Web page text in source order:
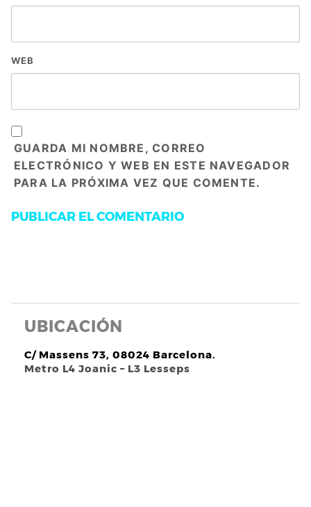
WEB
GUARDA MI NOMBRE, CORREO
ELECTRÓNICO Y WEB EN ESTE NAVEGADOR
PARA LA PRÓXIMA VEZ QUE COMENTE.
UBICACIÓN
C/ Massens 73, 08024 Barcelona.
Metro L4 Joanic – L3 Lesseps